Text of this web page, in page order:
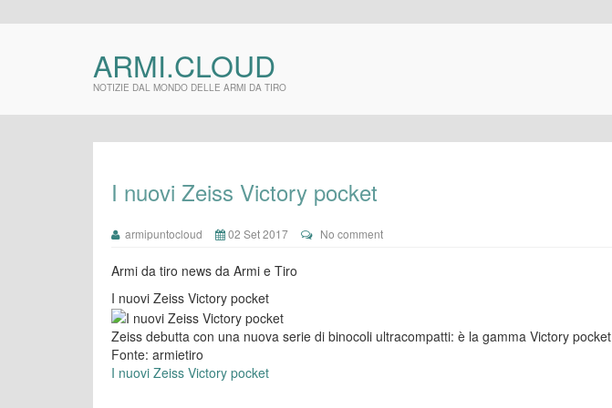
ARMI.CLOUD
NOTIZIE DAL MONDO DELLE ARMI DA TIRO
I nuovi Zeiss Victory pocket
armipuntocloud 02 Set 2017 No comment
Armi da tiro news da Armi e Tiro
I nuovi Zeiss Victory pocket
Zeiss debutta con una nuova serie di binocoli ultracompatti: è la gamma Victory pocket
Fonte: armietiro
I nuovi Zeiss Victory pocket